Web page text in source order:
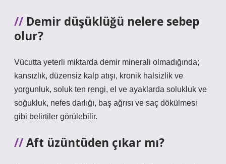
Demir düşüklüğü nelere sebep
olur?
Vücutta yeterli miktarda demir minerali olmadığında;
kansızlık, düzensiz kalp atışı, kronik halsizlik ve
yorgunluk, soluk ten rengi, el ve ayaklarda solukluk ve
soğukluk, nefes darlığı, baş ağrısı ve saç dökülmesi
gibi belirtiler görülebilir.
Aft üzüntüden çıkar mı?